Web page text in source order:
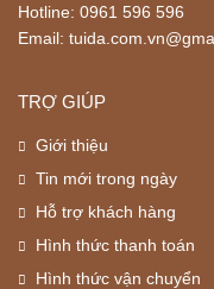
Hotline: 0961 596 596
Email:
TRỢ GIÚP
Giới thiệu
Tin mới trong ngày
Hỗ trợ khách hàng
Hình thức thanh toán
Hình thức vận chuyển